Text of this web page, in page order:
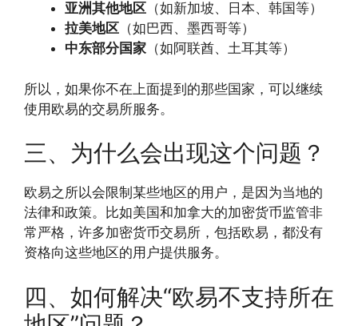
亚洲其他地区 （如新加坡、日本、韩国等）
拉美地区 （如巴西、墨西哥等）
中东部分国家 （如阿联酋、土耳其等）
所以，如果你不在上面提到的那些国家，可以继续
使用欧易的交易所服务。
三、为什么会出现这个问题？
欧易之所以会限制某些地区的用户，是因为当地的
法律和政策。比如美国和加拿大的加密货币监管非
常严格，许多加密货币交易所，包括欧易，都没有
资格向这些地区的用户提供服务。
四、如何解决“欧易不支持所在